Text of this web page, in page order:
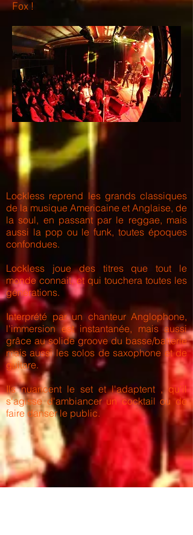
Fox !
Lockless reprend les grands classiques
de la musique Americaine et Anglaise, de
la soul, en passant par le reggae, mais
aussi la pop ou le funk, toutes époques
confondues.
Lockless joue des titres que tout le
monde connait, et qui touchera toutes les
générations.
Interprété par un chanteur Anglophone,
l'immersion est instantanée, mais aussi
grâce au solide groove du basse/batterie
mais aussi les solos de saxophone et de
guitare.
Ils nuancent le set et l'adaptent , qu'il
s'agisse d'ambiancer un cocktail ou de
faire danser le public.